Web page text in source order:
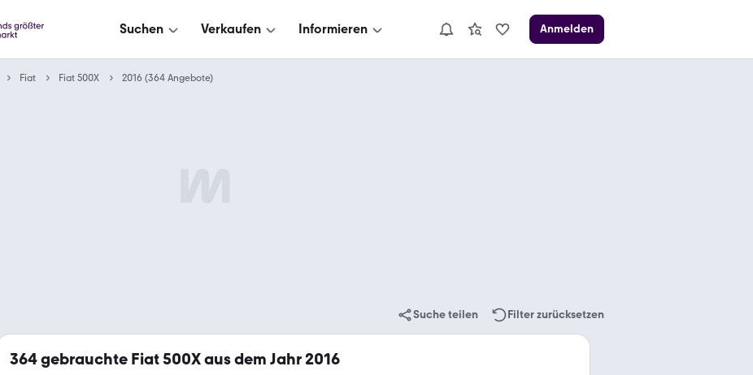
Suchen Verkaufen Informieren Anmelden
Fiat Fiat 500X 2016 (364 Angebote)
Suche teilen Filter zurücksetzen
364gebrauchte Fiat 500X aus dem Jahr 2016